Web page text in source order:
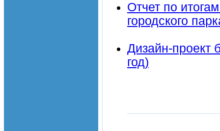
Отчет по
городского
Дизайн-проект
год)